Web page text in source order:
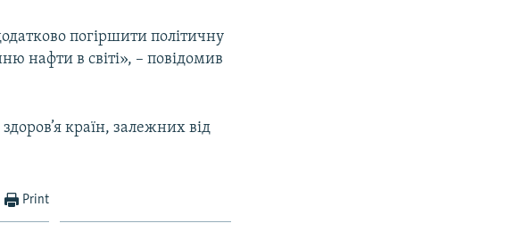
погіршити політичну
нафти в світі», – повідомив
країн, залежних від
Print